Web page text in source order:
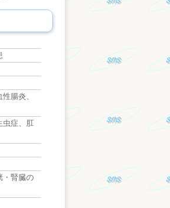
腸炎、
虫症、肛
・腎臓の